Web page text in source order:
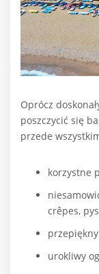
Oprócz
poszczycić się
przede
korzystne
crêpes,
urokliwy